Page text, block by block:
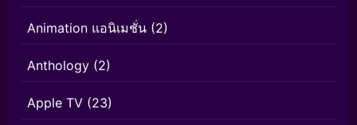
Animation แอนิเมชั่น (2)
Anthology (2)
Apple TV (23)